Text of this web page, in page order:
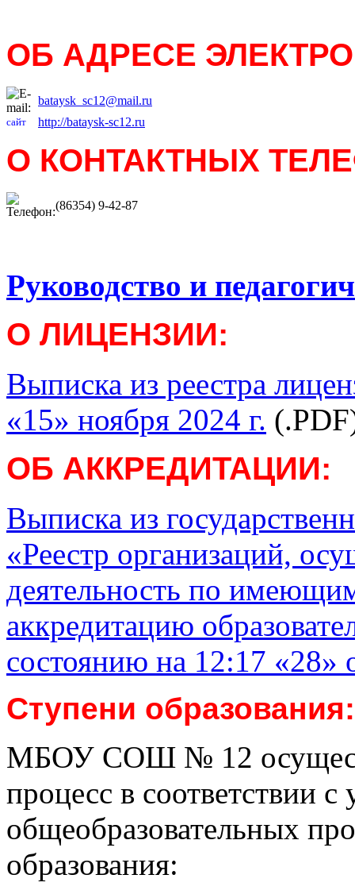
ОБ АДРЕСЕ
bataysk_sc12@mail.ru
сайт http://bataysk-sc12.ru
О КОНТАКТНЫХ
(86354) 9-42-87
Руководство и
О ЛИЦЕНЗИИ:
Выписка из реестра
«15» ноября 2024 г.
ОБ АККРЕДИТАЦИИ:
Выписка из
«Реестр организаций,
деятельность по
аккредитацию
состоянию на 12:17 «28»
Ступени образования:
МБОУ СОШ № 12
процесс в соответствии
общеобразовательных
образования: